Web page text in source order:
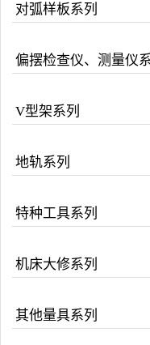
对弧样板系列
偏摆检查仪、测量仪
V型架系列
地轨系列
特种工具系列
机床大修系列
其他量具系列